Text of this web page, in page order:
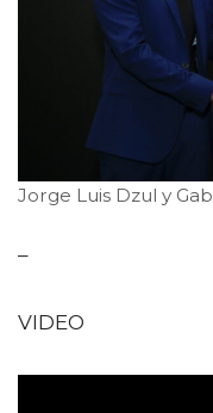
Jorge Luis Dzul y
–
VIDEO